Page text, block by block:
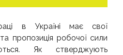
в Україні має свої
пропозиція робочої сили
Як стверджують